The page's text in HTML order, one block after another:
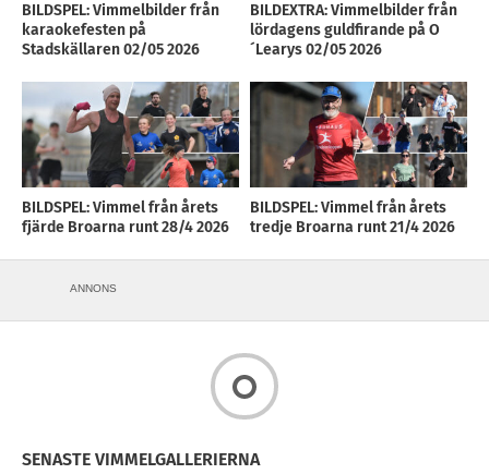
BILDSPEL: Vimmelbilder från
karaokefesten på
Stadskällaren 02/05 2026
BILDEXTRA: Vimmelbilder från
lördagens guldfirande på O
´Learys 02/05 2026
BILDSPEL: Vimmel från årets
fjärde Broarna runt 28/4 2026
BILDSPEL: Vimmel från årets
tredje Broarna runt 21/4 2026
ANNONS
SENASTE VIMMELGALLERIERNA